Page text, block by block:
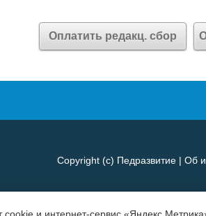
Оплатить редакц. сбор
Copyright (c) Педразвитие| Об
cookie и интернет-сервис «Яндекс